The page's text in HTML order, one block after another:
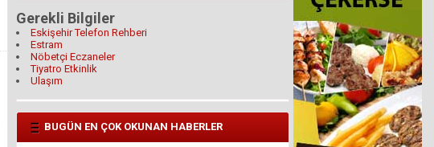
Gerekli Bilgiler
Eskişehir Telefon Rehberi
Estram
Nöbetçi Eczaneler
Tiyatro Etkinlik
Ulaşım
BUGÜN EN ÇOK OKUNAN HABERLER